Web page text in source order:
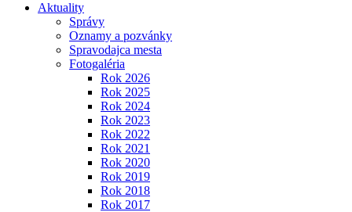
Aktuality
Správy
Oznamy a pozvánky
Spravodajca mesta
Fotogaléria
Rok 2026
Rok 2025
Rok 2024
Rok 2023
Rok 2022
Rok 2021
Rok 2020
Rok 2019
Rok 2018
Rok 2017